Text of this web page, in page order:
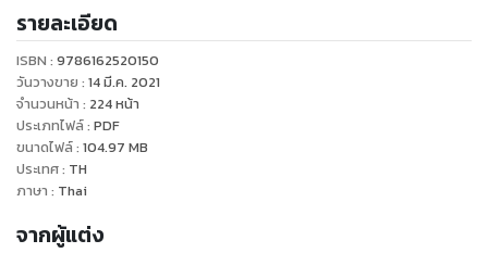
รายละเอียด
ISBN : 9786162520150
วันวางขาย : 14 มี.ค. 2021
จำนวนหน้า : 224หน้า
ประเภทไฟล์: PDF
ขนาดไฟล์: 104.97 MB
ประเทศ: TH
ภาษา : Thai
จากผู้แต่ง